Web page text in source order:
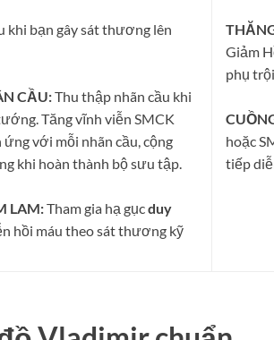
khi bạn gây sát thương lên
CẦU:Thu thập nhãn cầu khi
Tăng vĩnh viễn SMCK
ứng với mỗi nhãn cầu, cộng
khi hoàn thành bộ sưu tập.
LAM:Tham gia hạ gụcduy
hồi máu theo sát thương kỹ
Giảm
phụ
hoặc
tiếp